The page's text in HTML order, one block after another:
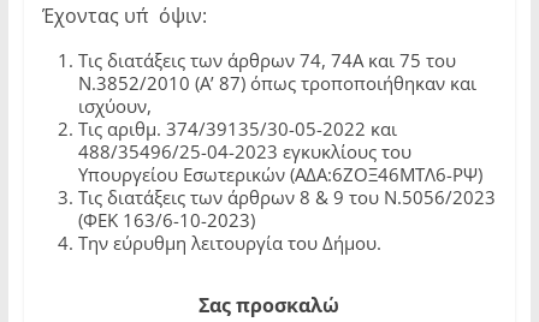
Έχοντας υπ΄όψιν:
Τις διατάξεις των άρθρων 74, 74Α και 75 του
Ν.3852/2010 (Α’ 87) όπως τροποποιήθηκαν και
ισχύουν,
Τις αριθμ. 374/39135/30-05-2022 και
488/35496/25-04-2023 εγκυκλίους του
Υπουργείου Εσωτερικών (ΑΔΑ:6ΖΟΞ46ΜΤΛ6-ΡΨ)
Τις διατάξεις των άρθρων 8 & 9 του Ν.5056/2023
(ΦΕΚ 163/6-10-2023)
Την εύρυθμη λειτουργία του Δήμου.
Σας προσκαλώ